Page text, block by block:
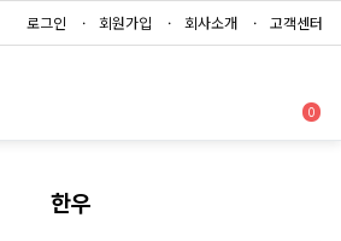
로그인 회원가입 회사소개 고객센터
0
한우